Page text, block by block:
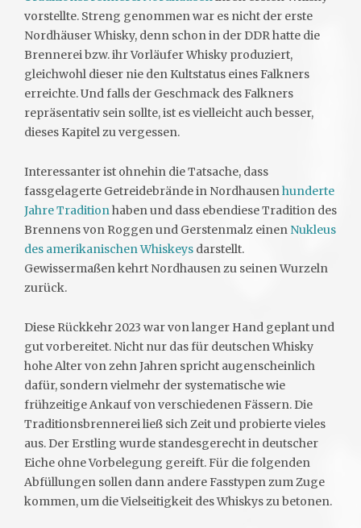
vorstellte. Streng genommen war es nicht der erste
Nordhäuser Whisky, denn schon in der DDR hatte die
Brennerei bzw. ihr Vorläufer Whisky produziert,
gleichwohl dieser nie den Kultstatus eines Falkners
erreichte. Und falls der Geschmack des Falkners
repräsentativ sein sollte, ist es vielleicht auch besser,
dieses Kapitel zu vergessen.
Interessanter ist ohnehin die Tatsache, dass
fassgelagerte Getreidebrände in Nordhausenhunderte
Jahre Traditionhaben und dass ebendiese Tradition des
Brennens von Roggen und Gerstenmalz einen Nukleus
des amerikanischen Whiskeys darstellt.
Gewissermaßen kehrt Nordhausen zu seinen Wurzeln
zurück.
Diese Rückkehr 2023 war von langer Hand geplant und
gut vorbereitet. Nicht nur das für deutschen Whisky
hohe Alter von zehn Jahren spricht augenscheinlich
dafür, sondern vielmehr der systematische wie
frühzeitige Ankauf von verschiedenen Fässern. Die
Traditionsbrennerei ließ sich Zeit und probierte vieles
aus. Der Erstling wurde standesgerecht in deutscher
Eiche ohne Vorbelegung gereift. Für die folgenden
Abfüllungen sollen dann andere Fasstypen zum Zuge
kommen, um die Vielseitigkeit des Whiskys zu betonen.